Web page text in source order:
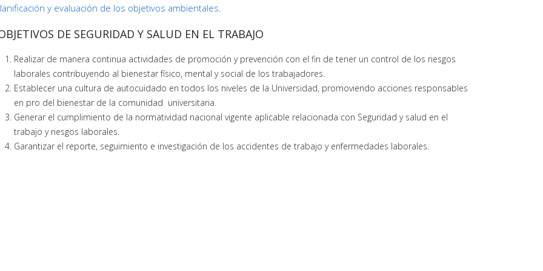
y evaluación de los objetivos ambientales.
DE SEGURIDAD Y SALUD EN EL TRABAJO
Realizar de manera continua actividades de promoción y prevención con el fin de tener un control de los riesgos
laborales contribuyendo al bienestar físico, mental y social de los trabajadores.
Establecer una cultura de autocuidado en todos los niveles de la Universidad, promoviendo acciones responsables
en pro del bienestar de la comunidad universitaria.
Generar el cumplimiento de la normatividad nacional vigente aplicable relacionada con Seguridad y salud en el
trabajo y riesgos laborales.
Garantizar el reporte, seguimiento e investigación de los accidentes de trabajo y enfermedades laborales.